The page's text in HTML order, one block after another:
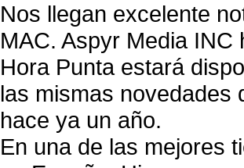
Nos llegan excelente
MAC. Aspyr Media
Hora Punta estará
las mismas novedades
hace ya un año.
En una de las mejores